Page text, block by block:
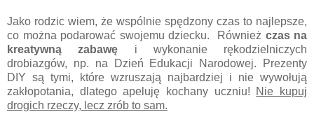
Jako rodzic wiem, że wspólnie spędzony czas to najlepsze,
co można podarować swojemu dziecku. Również czas na
kreatywną zabawę i wykonanie rękodzielniczych
drobiazgów, np. na Dzień Edukacji Narodowej. Prezenty
DIY są tymi, które wzruszają najbardziej i nie wywołują
zakłopotania, dlatego apeluję kochany uczniu! Nie kupuj
drogich rzeczy, lecz zrób to sam.